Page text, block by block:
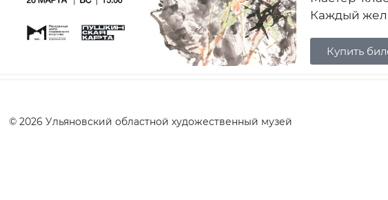
Каждый
Купить
© 2026 Ульяновский областной художественный музей